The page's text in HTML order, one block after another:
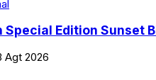
Special Edition Sunset
Agt 2026